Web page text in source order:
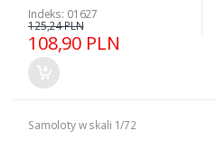
Indeks: 01627
108,90 PLN
125,24 PLN
Samoloty w skali 1/72